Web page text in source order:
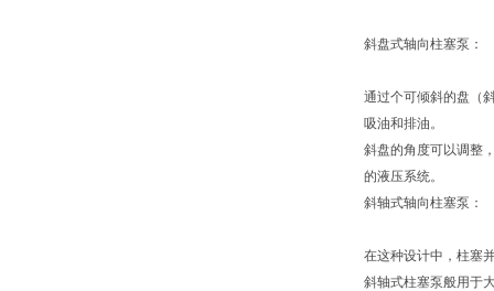
斜盘式轴向柱塞泵：
通过个可倾斜的盘（
吸油和排油。
斜盘的角度可以调整
的液压系统。
斜轴式轴向柱塞泵：
在这种设计中，柱塞
斜轴式柱塞泵般用于